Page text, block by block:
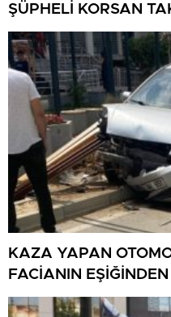
ŞÜPHELİ KORSAN
KÜTAHYA’DA
KAZA YAPAN
FACİANIN